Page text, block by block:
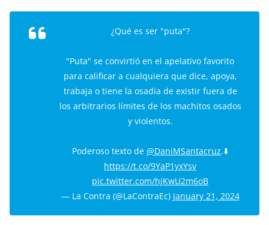
¿Qué es ser "puta"?
"Puta" se convirtió en el apelativo favorito
para calificar a cualquiera que dice, apoya,
trabaja o tiene la osadía de existir fuera de
los arbitrarios límites de los machitos osados
y violentos.
Poderoso texto de @DaniMSantacruz.⬇️
https://t.co/9YaP1yxYsv
pic.twitter.com/hjKwU2m6oB
— La Contra (@LaContraEc) January 21, 2024